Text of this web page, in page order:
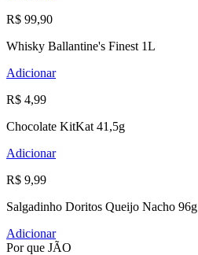
R$ 99,90
Whisky Ballantine's Finest 1L
Adicionar
R$ 4,99
Chocolate KitKat 41,5g
Adicionar
R$ 9,99
Salgadinho Doritos Queijo Nacho 96g
Adicionar
Por que JÃO